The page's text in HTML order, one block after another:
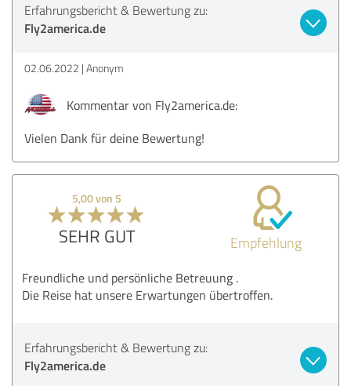
Erfahrungsbericht & Bewertung zu:
Fly2america.de
02.06.2022 Anonym
Kommentar von Fly2america.de:
Vielen Dank für deine Bewertung!
5,00 von 5
SEHR GUT Empfehlung
Freundliche und persönliche Betreuung .
Die Reise hat unsere Erwartungen übertroffen.
Erfahrungsbericht & Bewertung zu:
Fly2america.de